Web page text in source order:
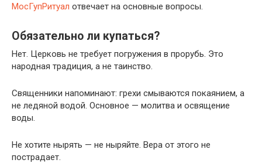
МосГупРитуал отвечает на основные вопросы.
Обязательно ли купаться?
Нет. Церковь не требует погружения в прорубь. Это
народная традиция, а не таинство.
Священники напоминают: грехи смываются покаянием, а
не ледяной водой. Основное — молитва и освящение
воды.
Не хотите нырять — не ныряйте. Вера от этого не
пострадает.